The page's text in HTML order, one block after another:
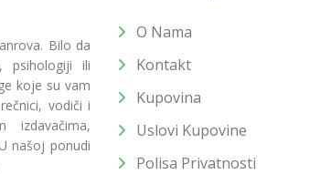
Bilo da
psihologiji ili
koje su vam
vodiči i
izdavačima,
našoj ponudi
O Nama
Kontakt
Kupovina
Uslovi Kupovine
Polisa Privatnosti